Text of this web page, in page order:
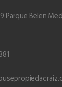
Parque Belen